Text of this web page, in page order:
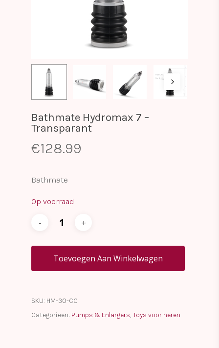
Bathmate Hydromax 7 –
Transparant
€128.99
Bathmate
Op voorraad
Toevoegen Aan Winkelwagen
SKU: HM-30-CC
Categorieën: Pumps & Enlargers, Toys voor heren